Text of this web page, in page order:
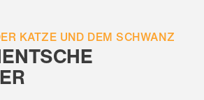
KATZE UND DEM SCHWANZ